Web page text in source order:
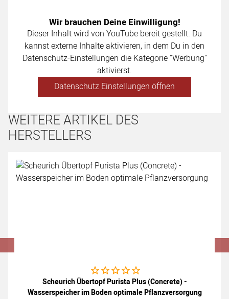
Wir brauchen Deine Einwilligung!
Dieser Inhalt wird von YouTube bereit gestellt. Du
kannst externe Inhalte aktivieren, in dem Du in den
Datenschutz-Einstellungen die Kategorie "Werbung"
aktivierst.
Datenschutz Einstellungen öffnen
WEITERE ARTIKEL DES
HERSTELLERS
Artikel überspringen
Noch keine Bewertungen abgegeben
Scheurich Übertopf Purista Plus (Concrete) -
Wasserspeicher im Boden optimale Pflanzversorgung